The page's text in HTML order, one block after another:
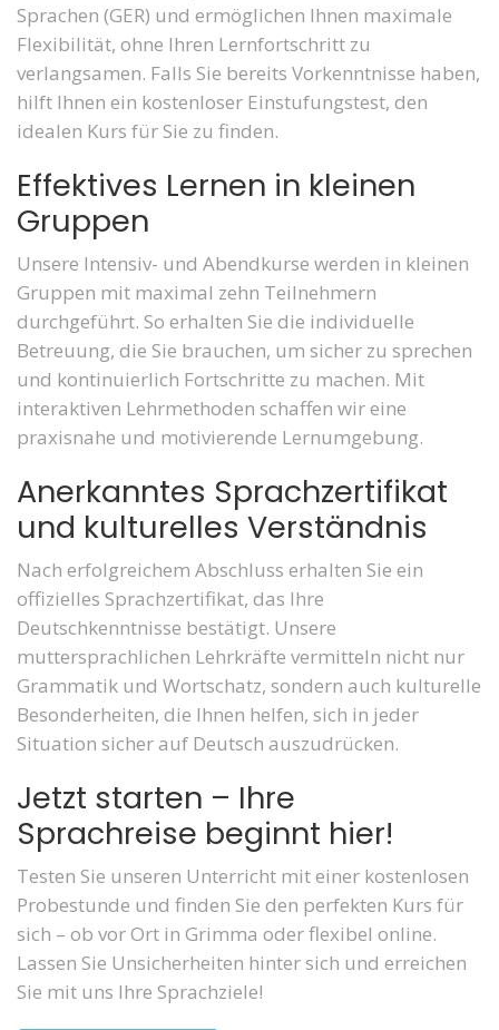
Sprachen (GER) und ermöglichen Ihnen maximale
Flexibilität, ohne Ihren Lernfortschritt zu
verlangsamen. Falls Sie bereits Vorkenntnisse haben,
hilft Ihnen ein kostenloser Einstufungstest, den
idealen Kurs für Sie zu finden.
Effektives Lernen in kleinen
Gruppen
Unsere Intensiv- und Abendkurse werden in kleinen
Gruppen mit maximal zehn Teilnehmern
durchgeführt. So erhalten Sie die individuelle
Betreuung, die Sie brauchen, um sicher zu sprechen
und kontinuierlich Fortschritte zu machen. Mit
interaktiven Lehrmethoden schaffen wir eine
praxisnahe und motivierende Lernumgebung.
Anerkanntes Sprachzertifikat
und kulturelles Verständnis
Nach erfolgreichem Abschluss erhalten Sie ein
offizielles Sprachzertifikat, das Ihre
Deutschkenntnisse bestätigt. Unsere
muttersprachlichen Lehrkräfte vermitteln nicht nur
Grammatik und Wortschatz, sondern auch kulturelle
Besonderheiten, die Ihnen helfen, sich in jeder
Situation sicher auf Deutsch auszudrücken.
Jetzt starten – Ihre
Sprachreise beginnt hier!
Testen Sie unseren Unterricht mit einer kostenlosen
Probestunde und finden Sie den perfekten Kurs für
sich – ob vor Ort in Grimma oder flexibel online.
Lassen Sie Unsicherheiten hinter sich und erreichen
Sie mit uns Ihre Sprachziele!